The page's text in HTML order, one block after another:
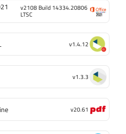
v2108 Build 14334.20806
LTSC
v1.4.12
v1.3.3
v20.61